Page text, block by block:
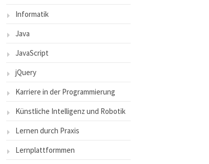
Informatik
Java
JavaScript
jQuery
Karriere in der Programmierung
Künstliche Intelligenz und Robotik
Lernen durch Praxis
Lernplattformmen